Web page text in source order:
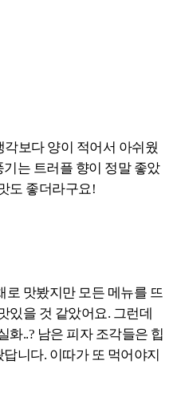
보다 양이 적어서 아쉬웠
는 트러플 향이 정말 좋았
도 좋더라구요!
로 맛봤지만 모든 메뉴를 뜨
있을 것 같았어요. 그런데
화..? 남은 피자 조각들은 힙
니다. 이따가 또 먹어야지